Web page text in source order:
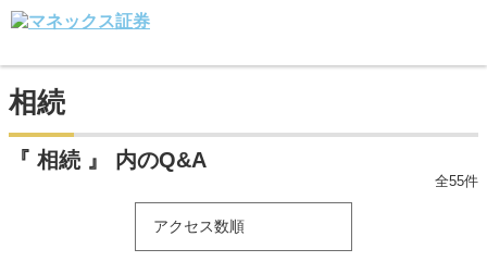
相続
『 相続 』 内のQ&A
全55件
アクセス数順